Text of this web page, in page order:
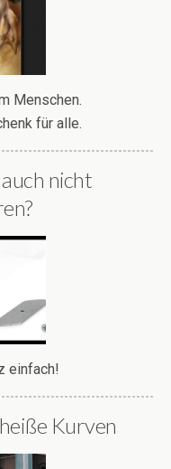
Menschen.
für alle.
nicht
einfach!
Kurven